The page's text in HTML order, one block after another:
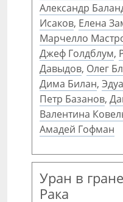
Александр
Исаков, Елена
Марчелло
Джеф Голдблум,
Давыдов, Олег
Дима Билан,
Петр Базанов,
Валентина
Амадей Гофман
Уран в
Рака